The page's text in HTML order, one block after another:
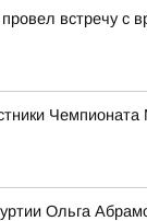
встречу с
Ольга